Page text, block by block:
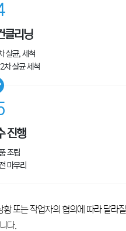
클리닝
살균, 세척
차 살균 세척
진행
조립
마무리
또는 작업자의 협의에 따라 달라질
다.